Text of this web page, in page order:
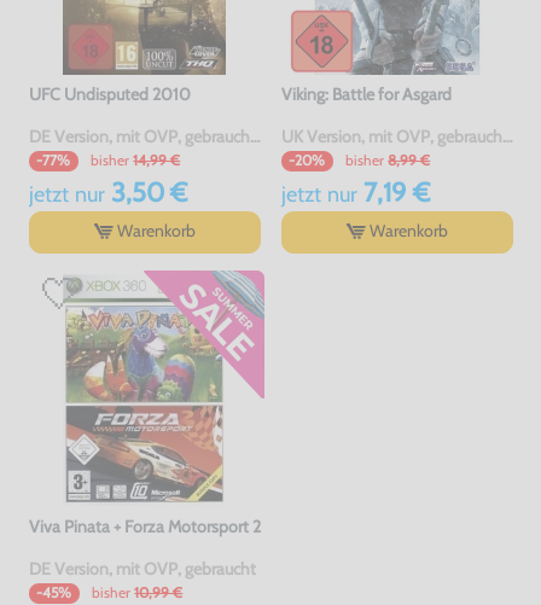
UFC Undisputed 2010
DE Version, mit OVP, gebraucht, USK18
-77% bisher 14,99 €
jetzt nur3,50 €
Warenkorb
Viking: Battle for Asgard
UK Version, mit OVP, gebraucht, USK18
-20% bisher 8,99 €
jetzt nur7,19 €
Warenkorb
Viva Pinata + Forza Motorsport 2
DE Version, mit OVP, gebraucht
-45% bisher 10,99 €